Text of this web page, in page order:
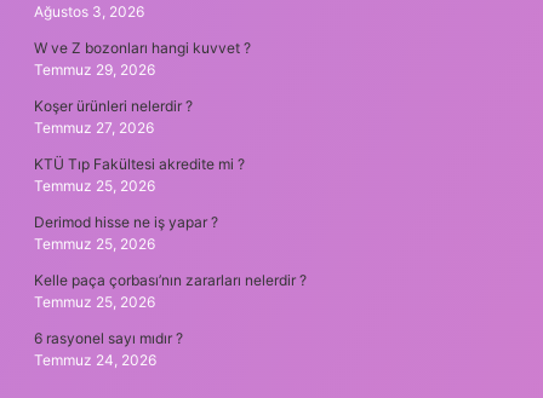
Ağustos 3, 2026
W ve Z bozonları hangi kuvvet ?
Temmuz 29, 2026
Koşer ürünleri nelerdir ?
Temmuz 27, 2026
KTÜ Tıp Fakültesi akredite mi ?
Temmuz 25, 2026
Derimod hisse ne iş yapar ?
Temmuz 25, 2026
Kelle paça çorbası’nın zararları nelerdir ?
Temmuz 25, 2026
6 rasyonel sayı mıdır ?
Temmuz 24, 2026